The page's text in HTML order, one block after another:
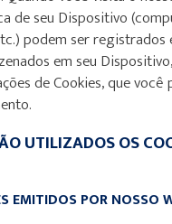
de seu Dispositivo
podem ser registrados
em seu
de Cookies, que
UTILIZADOS OS
EMITIDOS POR NOSSO